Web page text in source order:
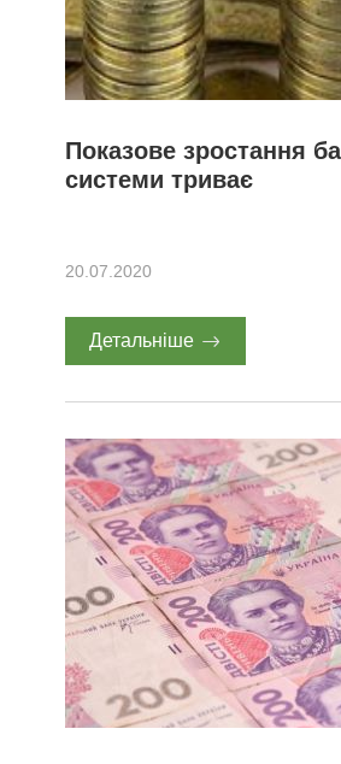
Показове зростання
системи триває
20.07.2020
Детальніше